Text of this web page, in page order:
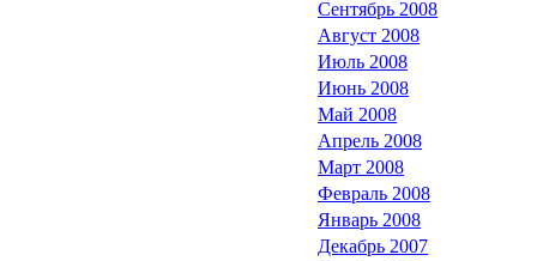
Сентябрь 2008
Август 2008
Июль 2008
Июнь 2008
Май 2008
Апрель 2008
Март 2008
Февраль 2008
Январь 2008
Декабрь 2007